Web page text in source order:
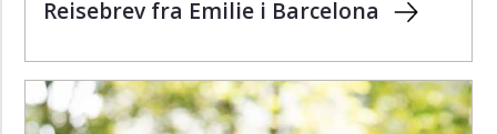
Reisebrev fra Emilie i Barcelona